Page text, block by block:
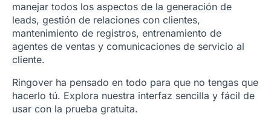
manejar todos los aspectos de la generación de
leads, gestión de relaciones con clientes,
mantenimiento de registros, entrenamiento de
agentes de ventas y comunicaciones de servicio al
cliente.
Ringover ha pensado en todo para que no tengas que
hacerlo tú. Explora nuestra interfaz sencilla y fácil de
usar con la prueba gratuita.